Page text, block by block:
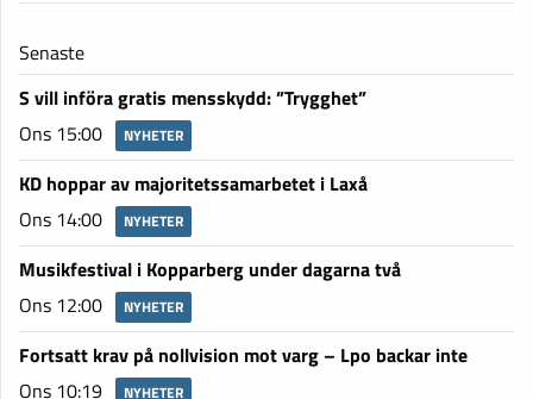
Senaste
S vill införa gratis mensskydd: ”Trygghet”
Ons 15:00
NYHETER
KD hoppar av majoritetssamarbetet i Laxå
Ons 14:00
NYHETER
Musikfestival i Kopparberg under dagarna två
Ons 12:00
NYHETER
Fortsatt krav på nollvision mot varg – Lpo backar inte
Ons 10:19
NYHETER